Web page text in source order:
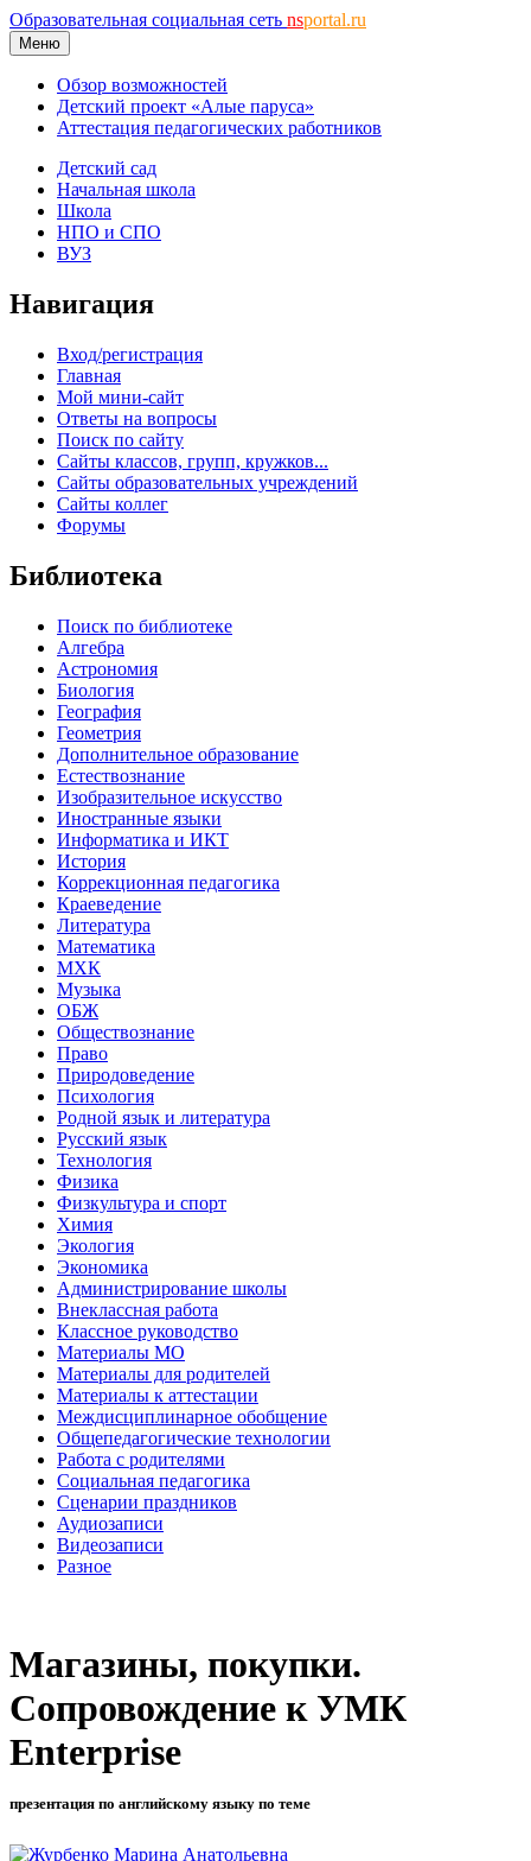
Образовательная социальная сеть nsportal.ru
Меню
Обзор возможностей
Детский проект «Алые паруса»
Аттестация педагогических работников
Детский сад
Начальная школа
Школа
НПО и СПО
ВУЗ
Навигация
Вход/регистрация
Главная
Мой мини-сайт
Ответы на вопросы
Поиск по сайту
Сайты классов, групп, кружков...
Сайты образовательных учреждений
Сайты коллег
Форумы
Библиотека
Поиск по библиотеке
Алгебра
Астрономия
Биология
География
Геометрия
Дополнительное образование
Естествознание
Изобразительное искусство
Иностранные языки
Информатика и ИКТ
История
Коррекционная педагогика
Краеведение
Литература
Математика
МХК
Музыка
ОБЖ
Обществознание
Право
Природоведение
Психология
Родной язык и литература
Русский язык
Технология
Физика
Физкультура и спорт
Химия
Экология
Экономика
Администрирование школы
Внеклассная работа
Классное руководство
Материалы МО
Материалы для родителей
Материалы к аттестации
Междисциплинарное обобщение
Общепедагогические технологии
Работа с родителями
Социальная педагогика
Сценарии праздников
Аудиозаписи
Видеозаписи
Разное
Магазины, покупки.
Сопровождение к УМК
Enterprise
презентация по английскому языку по теме